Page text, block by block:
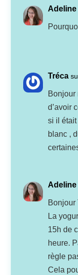
Adeline
Tréca
Bonjour
d’avoir
si il
blanc ,
Adeline
Bonjour
La
15h de
heure.
règle
Cela